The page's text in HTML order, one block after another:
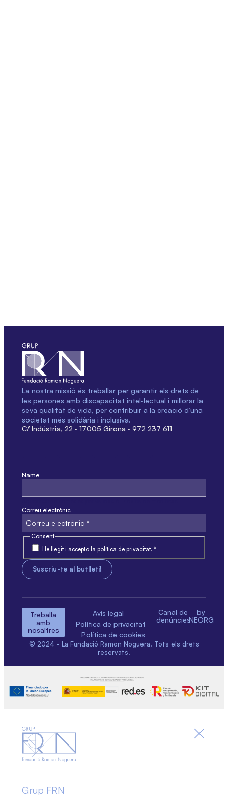
La nostra missió és treballar per garantir els drets de
les persones amb discapacitat intel·lectual i millorar la
seva qualitat de vida, per contribuir a la creació d’una
societat més solidària i inclusiva.
C/ Indústria, 22 · 17005 Girona · 972 237 611
Name
Correu electrònic
Consent
He llegit i accepto la política de privacitat. *
Treballa
amb
nosaltres
Avís legal
Política de privacitat
Política de cookies
Canal de
denúncies
by
NEORG
© 2024 - La Fundació Ramon Noguera. Tots els drets
reservats.
Grup FRN